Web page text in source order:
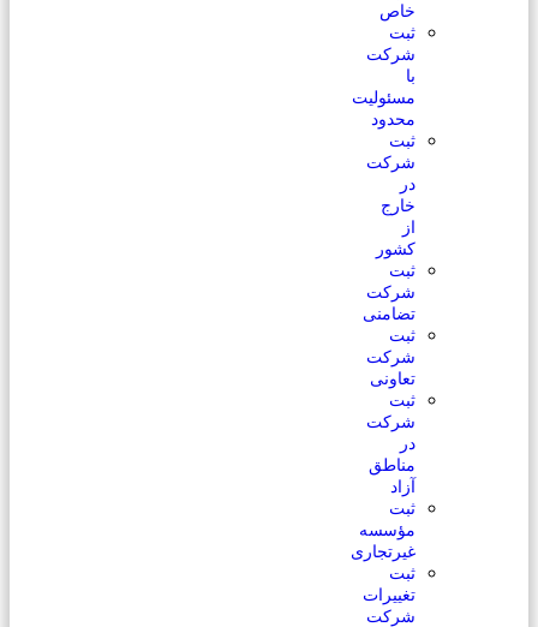
خاص
ثبت
شرکت
با
مسئولیت
محدود
ثبت
شرکت
در
خارج
از
کشور
ثبت
شرکت
تضامنی
ثبت
شرکت
تعاونی
ثبت
شرکت
در
مناطق
آزاد
ثبت
مؤسسه
غیرتجاری
ثبت
تغییرات
شرکت